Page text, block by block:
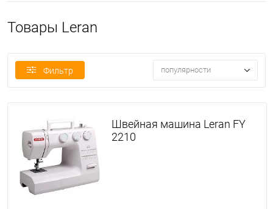
Товары Leran
Фильтр популярности
Швейная машина Leran FY
2210